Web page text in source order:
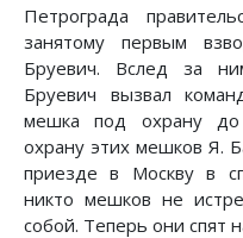
Петрограда
занятому первым
Бруевич. Вслед за
Бруевич вызвал
мешка под охрану до
охрану этих мешков Я.
приезде в Москву в
никто мешков не
собой. Теперь они спят